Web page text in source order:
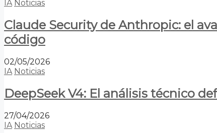
IA Noticias
Claude Security de Anthropic: el
código
02/05/2026
IA Noticias
DeepSeek V4: El análisis técnico
27/04/2026
IA Noticias